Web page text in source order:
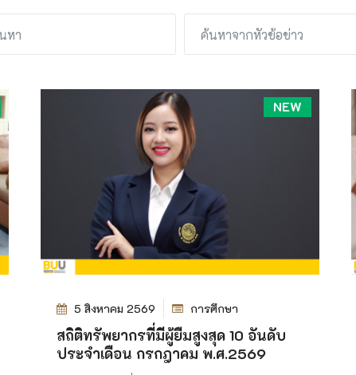
NEW
5 สิงหาคม 2569 การศึกษา
สถิติทรัพยากรที่มีผู้ยืมสูงสุด 10 อันดับ
ประจำเดือน กรกฎาคม พ.ศ.2569